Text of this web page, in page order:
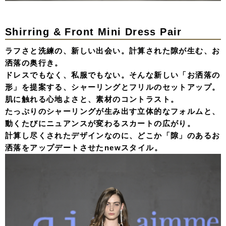
Shirring & Front Mini Dress Pair
ラフさと洗練の、新しい出会い。計算された隙が生む、お
洒落の奥行き。
ドレスでもなく、私服でもない。そんな新しい「お洒落の
形」を提案する、シャーリングとフリルのセットアップ。
肌に触れる心地よさと、素材のコントラスト。
たっぷりのシャーリングが生み出す立体的なフォルムと、
動くたびにニュアンスが変わるスカートの広がり。
計算し尽くされたデザインなのに、どこか「隙」のあるお
洒落をアップデートさせたnewスタイル。